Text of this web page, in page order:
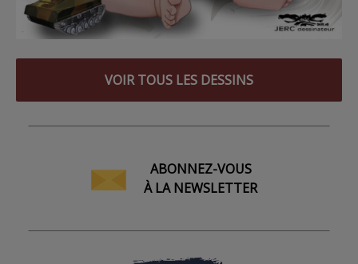
VOIR TOUS LES DESSINS
ABONNEZ-VOUS
À LA NEWSLETTER